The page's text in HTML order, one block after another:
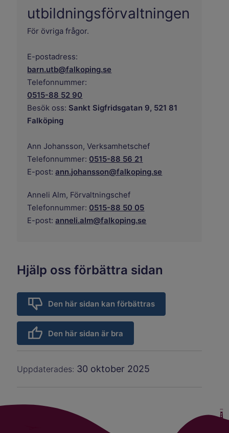
utbildningsförvaltningen
För övriga frågor.
E-postadress:
barn.utb@falkoping.se
Telefonnummer:
0515-88 52 90
Besök oss: Sankt Sigfridsgatan 9, 521 81
Falköping
Ann Johansson,Verksamhetschef
Telefonnummer: 0515-88 56 21
E-post: ann.johansson@falkoping.se
Anneli Alm, Förvaltningschef
Telefonnummer: 0515-88 50 05
E-post: anneli.alm@falkoping.se
Hjälp oss förbättra sidan
Den här sidan kan förbättras
Den här sidan är bra
Uppdaterades: 30 oktober 2025